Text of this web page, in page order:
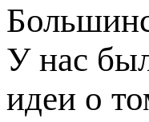
У нас
идеи о